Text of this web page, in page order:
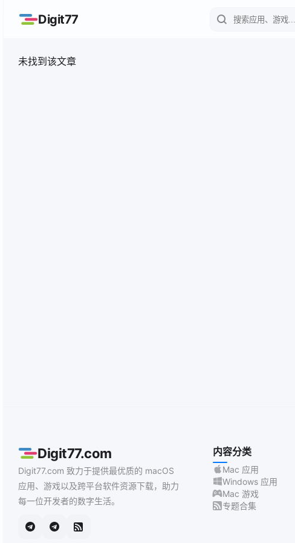
Digit77
未找到该文章
Digit77.com
Digit77.com 致力于提供最优质的 macOS
应用、游戏以及跨平台软件资源下载，助力
每一位开发者的数字生活。
内容分类
Mac 应用
Windows 应用
Mac 游戏
专题合集